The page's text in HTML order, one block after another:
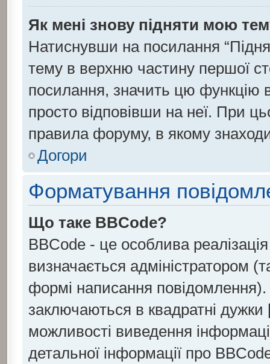
Як мені знову підняти мою
Натиснувши на посилання
тему в верхню частину першої
посилання, значить цю функцію
просто відповівши на неї. При
правила форуму, в якому
Догори
Форматування
Що таке BBCode?
BBCode - це особлива
визначається адміністратором
формі написання
заключаються в квадратні дужки
можливості виведення
детальної інформації про